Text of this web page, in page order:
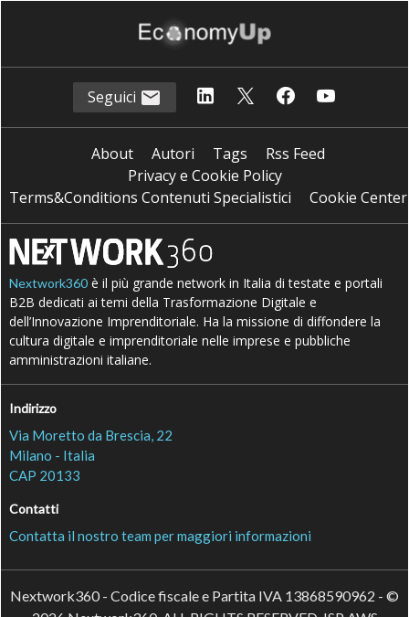
Seguici
About Autori Tags
Rss Feed
Privacy e Cookie Policy
Terms&Conditions Contenuti Specialistici
Cookie Center
Nextwork360 è il più grande network in Italia di testate e portali
B2B dedicati ai temi della Trasformazione Digitale e
dell’Innovazione Imprenditoriale. Ha la missione di diffondere la
cultura digitale e imprenditoriale nelle imprese e pubbliche
amministrazioni italiane.
Indirizzo
Via Moretto da Brescia, 22
Milano - Italia
CAP 20133
Contatti
Contatta il nostro team per maggiori informazioni
Nextwork360 - Codice fiscale e Partita IVA 13868590962 - ©